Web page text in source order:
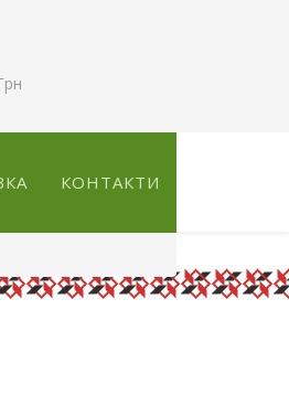
КОНТАКТИ